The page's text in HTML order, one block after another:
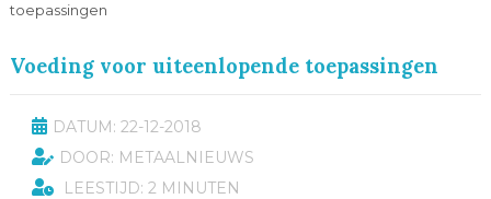
toepassingen
Voeding voor uiteenlopende toepassingen
DATUM: 22-12-2018
DOOR: METAALNIEUWS
LEESTIJD: 2 MINUTEN